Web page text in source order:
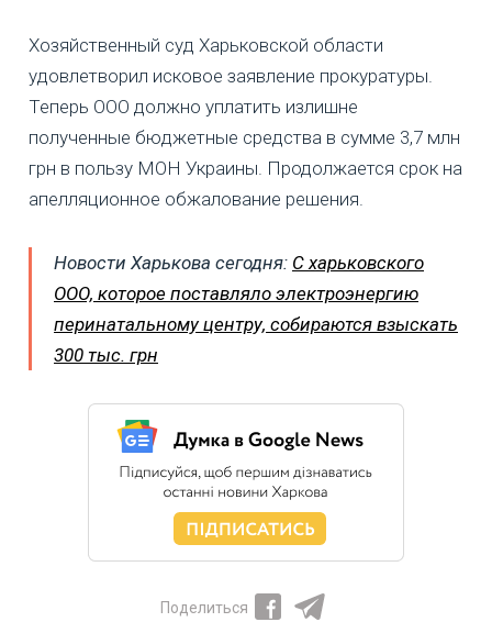
Хозяйственный суд Харьковской области
удовлетворил исковое заявление прокуратуры.
Теперь ООО должно уплатить излишне
полученные бюджетные средства в сумме 3,7 млн
грн в пользу МОН Украины. Продолжается срок на
апелляционное обжалование решения.
Новости Харькова сегодня: С харьковского
ООО, которое поставляло электроэнергию
перинатальному центру, собираются взыскать
300 тыс. грн
Поделиться